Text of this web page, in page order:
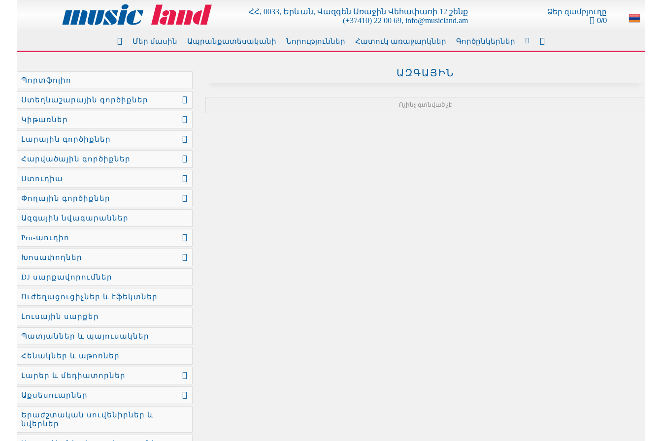
ՀՀ, 0033, Երևան, Վազգեն Առաջին Վեհափառի 12 շենք
(+37410) 22 00 69, info@musicland.am
Ձեր զամբյուղը
0/0
Մեր մասին Ապրանքատեսականի Նորություններ Հատուկ առաջարկներ Գործընկերներ
Պորտֆոլիո
Ստեղնաշարային գործիքներ
Կիթառներ
Լարային գործիքներ
Հարվածային գործիքներ
Ստուդիա
Փողային գործիքներ
Ազգային նվագարաններ
Pro-աուդիո
Խոսափողներ
DJ սարքավորումներ
Ուժեղացուցիչներ և էֆեկտներ
Լուսային սարքեր
Պատյաններ և պայուսակներ
Հենակներ և աթոռներ
Լարեր և մեդիատորներ
Աքսեսուարներ
Երաժշտական սուվենիրներ և
նվերներ
ԱԶԳԱՅԻՆ
Ոչինչ գտնված չէ